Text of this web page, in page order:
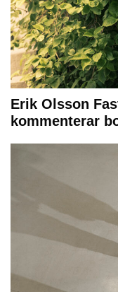
Erik Olsson
kommenterar